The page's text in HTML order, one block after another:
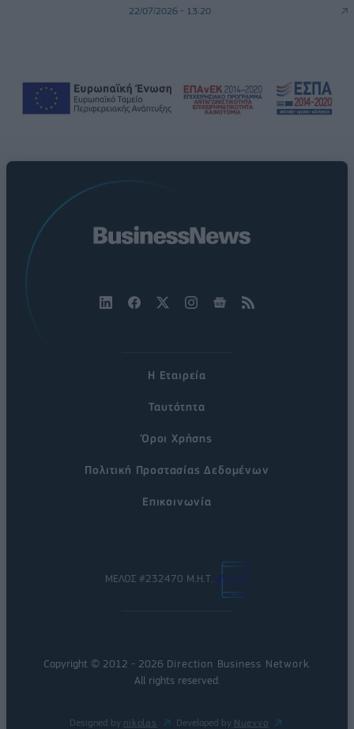
22/07/2026 - 13:20
Η Εταιρεία
Ταυτότητα
Όροι Χρήσης
Πολιτική Προστασίας Δεδομένων
Επικοινωνία
ΜΕΛΟΣ #232470 Μ.Η.Τ.
Copyright © 2012 - 2026 Direction Business Network
All rights reserved.
Designed by nikolas Developed by Nuevvo